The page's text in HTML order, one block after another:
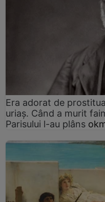
Era adorat de
uriaș. Când a murit
Parisului l-au plâns